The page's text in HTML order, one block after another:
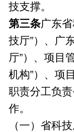
技支撑。
第三条广东
技厅”）、广
厅”）、项目
机构”）、项
职责分工负
作。
（一）省科